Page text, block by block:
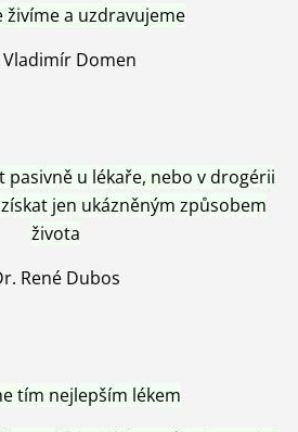
živíme a uzdravujeme
Vladimír Domen
pasivně u lékaře, nebo v drogérii
jen ukázněným způsobem
života
René Dubos
tím nejlepším lékem